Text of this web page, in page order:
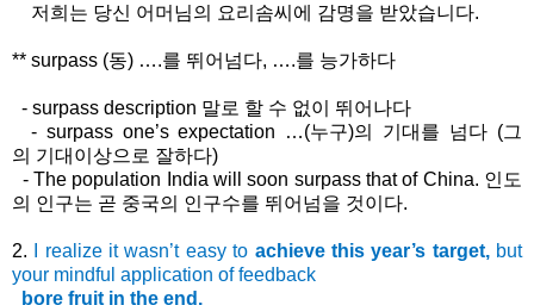
저희는 당신 어머님의 요리솜씨에 감명을 받았습니다.
** surpass (동) ….를 뛰어넘다, ….를 능가하다
- surpass description 말로 할 수 없이
뛰어나다
- surpass one’s expectation …(누구)의 기대를 넘다 (그
의 기대이상으로 잘하다)
- The population India will soon surpass that of China. 인도
의 인구는 곧 중국의 인구수를 뛰어넘을 것이다.
2. I realize it wasn’t easy to achieve this year’s target,but
your mindful application of feedback
bore fruit in the end.